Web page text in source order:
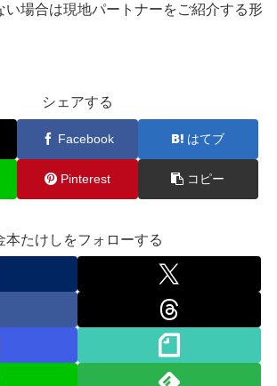
い場合は現地パートナーをご紹介する形
シェアする
Facebook はてブ
Pinterest コピー
本たけしをフォローする